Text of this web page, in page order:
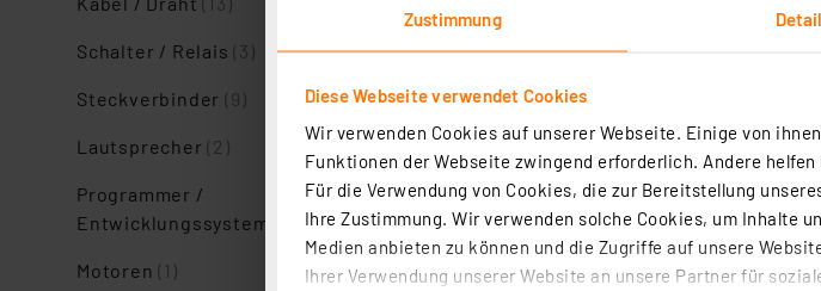
Zustimmung
Diese Webseite verwendet Cookies
Wir verwenden Cookies auf unserer Webseite. Einige von
Funktionen der Webseite zwingend erforderlich. Andere
Für die Verwendung von Cookies, die zur Bereitstellung
Ihre Zustimmung. Wir verwenden solche Cookies, um Inhalte
Medien anbieten zu können und die Zugriffe auf unsere
Ihrer Verwendung unserer Website an unsere Partner für
Schalter / Relais(3)
Steckverbinder(9)
Lautsprecher(2)
Programmer /
Entwicklungssysteme
Motoren(1)